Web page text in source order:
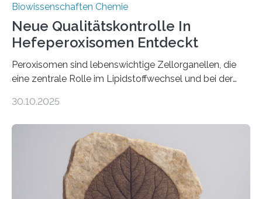
Biowissenschaften Chemie
Neue Qualitätskontrolle In
Hefeperoxisomen Entdeckt
Peroxisomen sind lebenswichtige Zellorganellen, die
eine zentrale Rolle im Lipidstoffwechsel und bei der
erfüllen können, müssen zahlreiche Enzyme präzise in
der Ruhr-Universität Bochum um Prof. Dr. Ralf Erdmann
und Dr. Ismaila Francis Yusuf hat nun einen bislang
unbekannten Qualitätskontrollmechanismus des
peroxisomalen Proteintransports in der Bäckerhefe
Saccharomyces cerevisiae entdeckt, der für die
30.10.2025